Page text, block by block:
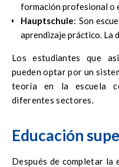
formación profesional o
Hauptschule: Son
aprendizaje práctico. La
Los estudiantes que
pueden optar por un
teoría en la escuela
diferentes sectores.
Educación
Después de completar la